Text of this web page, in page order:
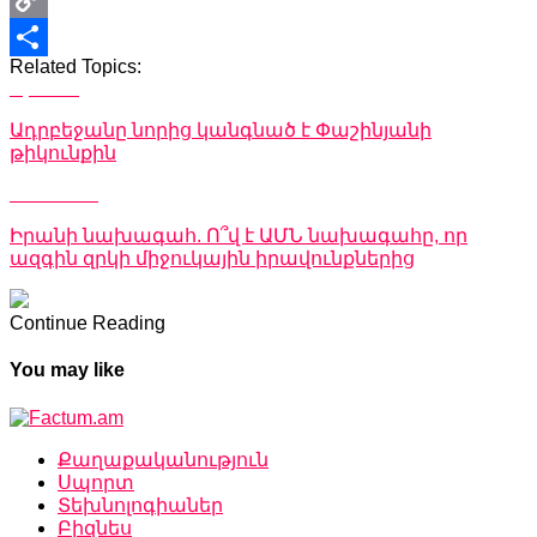
Copy
Link
Share
Related Topics:
Ադրբեջանը նորից կանգնած է Փաշինյանի
թիկունքին
Իրանի նախագահ. Ո՞վ է ԱՄՆ նախագահը, որ
ազգին զրկի միջուկային իրավունքներից
Continue Reading
You may like
Քաղաքականություն
Սպորտ
Տեխնոլոգիաներ
Բիզնես